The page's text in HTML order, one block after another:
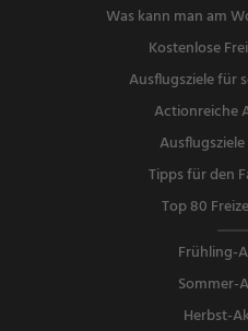
Was kann man am
Kostenlose
Ausflugsziele für
Actionreiche
Tipps für den
Top 80
Frühling-
Sommer-
Herbst-